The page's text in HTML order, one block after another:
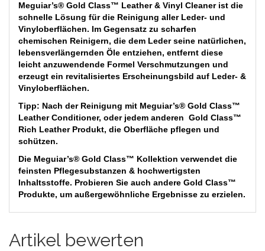
Meguiar’s® Gold Class™ Leather & Vinyl Cleaner ist die
schnelle Lösung für die Reinigung aller Leder- und
Vinyloberflächen. Im Gegensatz zu scharfen
chemischen Reinigern, die dem Leder seine natürlichen,
lebensverlängernden Öle entziehen, entfernt diese
leicht anzuwendende Formel Verschmutzungen und
erzeugt ein revitalisiertes Erscheinungsbild auf Leder- &
Vinyloberflächen.
Tipp: Nach der Reinigung mit Meguiar’s® Gold Class™
Leather Conditioner, oder jedem anderen Gold Class™
Rich Leather Produkt, die Oberfläche pflegen und
schützen.
Die Meguiar’s® Gold Class™ Kollektion verwendet die
feinsten Pflegesubstanzen & hochwertigsten
Inhaltsstoffe. Probieren Sie auch andere Gold Class™
Produkte, um außergewöhnliche Ergebnisse zu erzielen.
Artikel bewerten